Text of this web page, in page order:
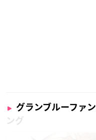
グランブルーファ
ング